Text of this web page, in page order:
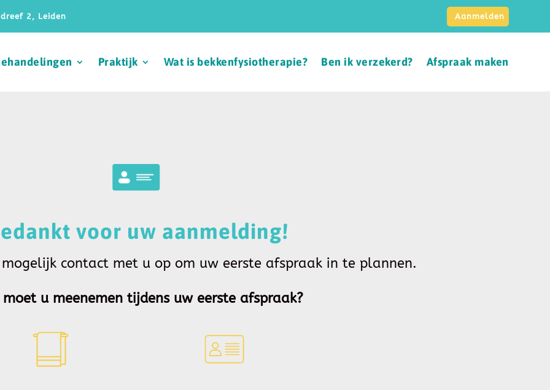
2, Leiden Aanmelden
Praktijk Wat is bekkenfysiotherapie? Ben ik verzekerd? Afspraak maken
voor uw aanmelding!
mogelijk contact met u op om uw eerste afspraak in te plannen.
u meenemen tijdens uw eerste afspraak?